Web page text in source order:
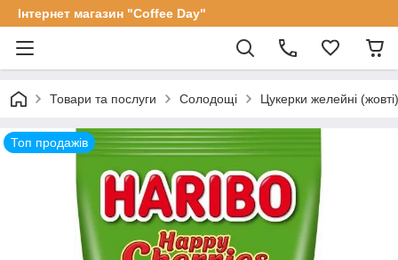
Інтернет магазин "Coffee Day"
Товари та послуги Солодощі Цукерки желейні (жовті)
Топ продажів